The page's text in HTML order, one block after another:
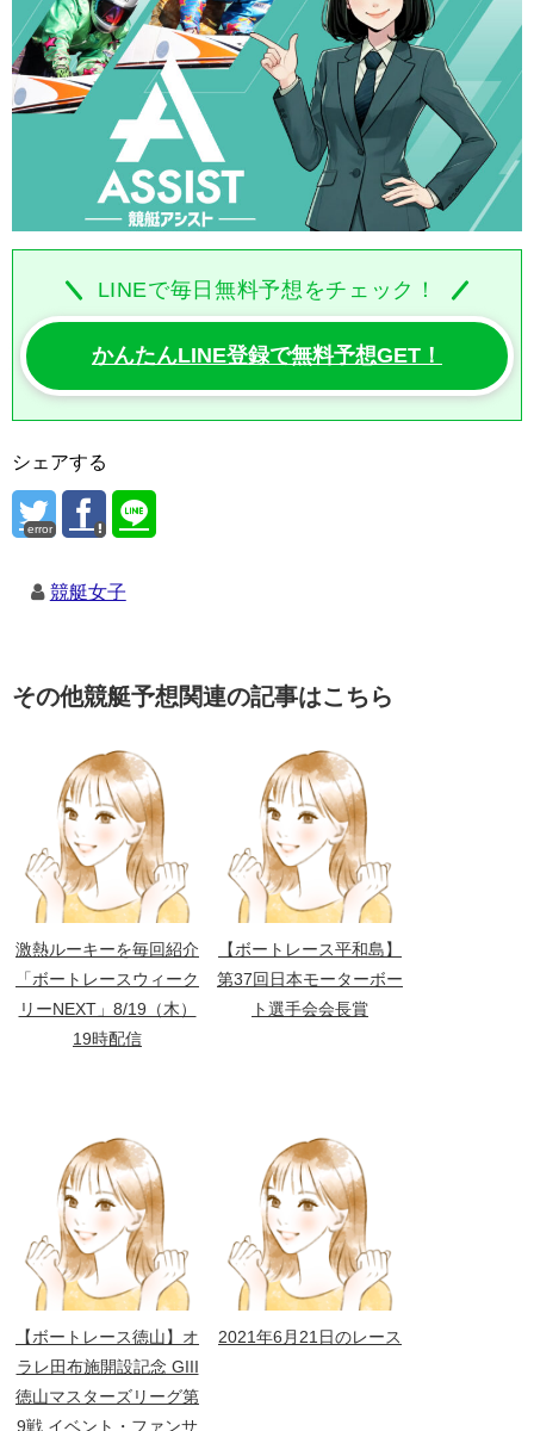
LINEで毎日無料予想をチェック！
かんたんLINE登録で無料予想GET！
シェアする
error
競艇女子
その他競艇予想関連の記事はこちら
激熱ルーキーを毎回紹介
「ボートレースウィーク
リーNEXT」8/19（木）
19時配信
【ボートレース平和島】
第37回日本モーターボー
ト選手会会長賞
【ボートレース徳山】オ
ラレ田布施開設記念 GIII
徳山マスターズリーグ第
9戦 イベント・ファンサ
2021年6月21日のレース